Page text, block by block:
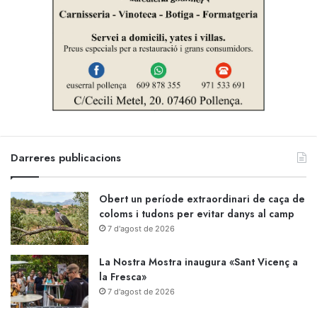
Darreres publicacions
Obert un període extraordinari de caça de
coloms i tudons per evitar danys al camp
7 d'agost de 2026
La Nostra Mostra inaugura «Sant Vicenç a
la Fresca»
7 d'agost de 2026